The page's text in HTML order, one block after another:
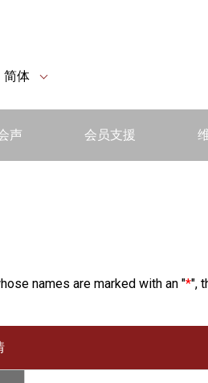
简体
声 会员支援
names are marked with an "*",